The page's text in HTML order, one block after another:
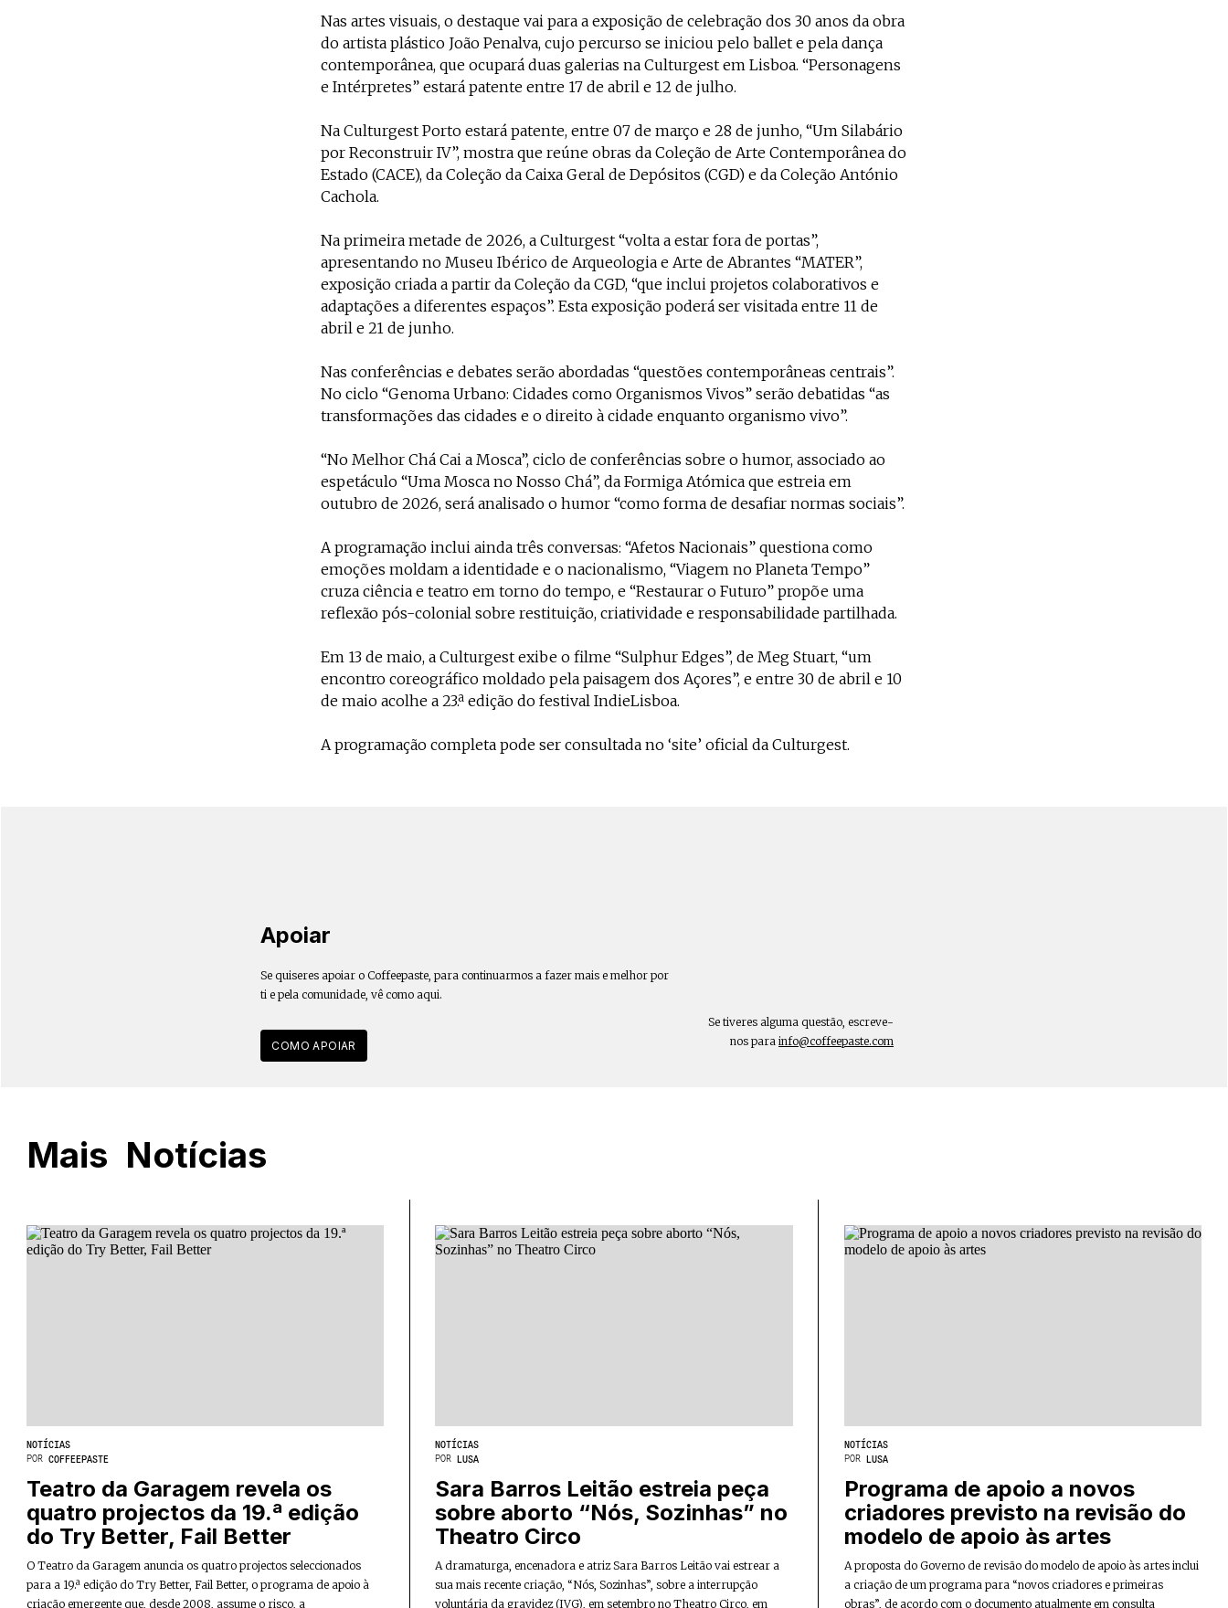
Nas artes visuais, o destaque vai para a exposição de celebração dos 30 anos da obra
do artista plástico João Penalva, cujo percurso se iniciou pelo ballet e pela dança
contemporânea, que ocupará duas galerias na Culturgest em Lisboa. “Personagens
e Intérpretes” estará patente entre 17 de abril e 12 de julho.
Na Culturgest Porto estará patente, entre 07 de março e 28 de junho, “Um Silabário
por Reconstruir IV”, mostra que reúne obras da Coleção de Arte Contemporânea do
Estado (CACE), da Coleção da Caixa Geral de Depósitos (CGD) e da Coleção António
Cachola.
Na primeira metade de 2026, a Culturgest “volta a estar fora de portas”,
apresentando no Museu Ibérico de Arqueologia e Arte de Abrantes “MATER”,
exposição criada a partir da Coleção da CGD, “que inclui projetos colaborativos e
adaptações a diferentes espaços”. Esta exposição poderá ser visitada entre 11 de
abril e 21 de junho.
Nas conferências e debates serão abordadas “questões contemporâneas centrais”.
No ciclo “Genoma Urbano: Cidades como Organismos Vivos” serão debatidas “as
transformações das cidades e o direito à cidade enquanto organismo vivo”.
“No Melhor Chá Cai a Mosca”, ciclo de conferências sobre o humor, associado ao
espetáculo “Uma Mosca no Nosso Chá”, da Formiga Atómica que estreia em
outubro de 2026, será analisado o humor “como forma de desafiar normas sociais”.
A programação inclui ainda três conversas: “Afetos Nacionais” questiona como
emoções moldam a identidade e o nacionalismo, “Viagem no Planeta Tempo”
cruza ciência e teatro em torno do tempo, e “Restaurar o Futuro” propõe uma
reflexão pós-colonial sobre restituição, criatividade e responsabilidade partilhada.
Em 13 de maio, a Culturgest exibe o filme “Sulphur Edges”, de Meg Stuart, “um
encontro coreográfico moldado pela paisagem dos Açores”, e entre 30 de abril e 10
de maio acolhe a 23.ª edição do festival IndieLisboa.
A programação completa pode ser consultada no ‘site’ oficial da Culturgest.
Apoiar
Se quiseres apoiar o Coffeepaste, para continuarmos a fazer mais e melhor por
ti e pela comunidade, vê como aqui.
COMO APOIAR
Se tiveres alguma questão, escreve-
nos parainfo@coffeepaste.com
Mais Notícias
NOTÍCIAS
POR COFFEEPASTE
Teatro da Garagem revela os
quatro projectos da 19.ª edição
do Try Better, Fail Better
O Teatro da Garagem anuncia os quatro projectos seleccionados
para a 19.ª edição do Try Better, Fail Better, o programa de apoio à
criação emergente que, desde 2008, assume o risco, a
NOTÍCIAS
POR LUSA
Sara Barros Leitão estreia peça
sobre aborto “Nós, Sozinhas” no
Theatro Circo
A dramaturga, encenadora e atriz Sara Barros Leitão vai estrear a
sua mais recente criação, “Nós, Sozinhas”, sobre a interrupção
voluntária da gravidez (IVG), em setembro no Theatro Circo, em
NOTÍCIAS
POR LUSA
Programa de apoio a novos
criadores previsto na revisão do
modelo de apoio às artes
A proposta do Governo de revisão do modelo de apoio às artes inclui
a criação de um programa para “novos criadores e primeiras
obras”, de acordo com o documento atualmente em consulta